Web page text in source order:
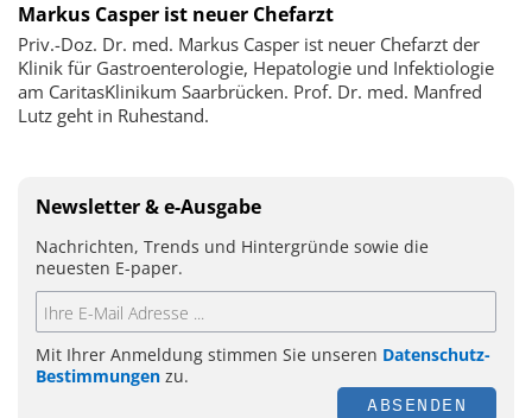
Markus Casper ist neuer Chefarzt
Priv.-Doz. Dr. med. Markus Casper ist neuer Chefarzt der
Klinik für Gastroenterologie, Hepatologie und Infektiologie
am CaritasKlinikum Saarbrücken. Prof. Dr. med. Manfred
Lutz geht in Ruhestand.
Newsletter & e-Ausgabe
Nachrichten, Trends und Hintergründe sowie die
neuesten E-paper.
Mit Ihrer Anmeldung stimmen Sie unseren Datenschutz-
Bestimmungen zu.
ABSENDEN